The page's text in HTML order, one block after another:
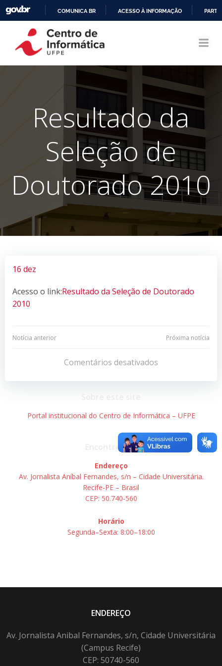
CONTEÚDO
COMUNICA BR ACESSO À INFORMAÇÃO
Resultado da
Seleção de
Doutorado 2010
16 dez
Acesso o link:Resultado da Seleção de Doutorado
2010
Navegação
Post
Notícia anterior
Navegação
de
Post
Próxima notícia
Comentários desativados
Portal institucional do Centro de Informática – UFPE
Encontre-nos
Endereço
Av. Jornalista Aníbal Fernandes, s/n – Cidade Universitária.
Recife-PE – Brasil
CEP: 50.740-560
Horário
Segunda–Sexta: 8:00–18:00
ENDEREÇO
Av. Jornalista Anibal Fernandes, s/n, Cidade Universitária
(Campus Recife)
CEP: 50740-560